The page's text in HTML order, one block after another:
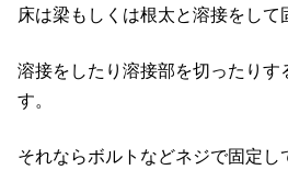
床は梁もしくは根太と溶接をして
溶接をしたり溶接部を切ったりす
す。
それならボルトなどネジで固定し